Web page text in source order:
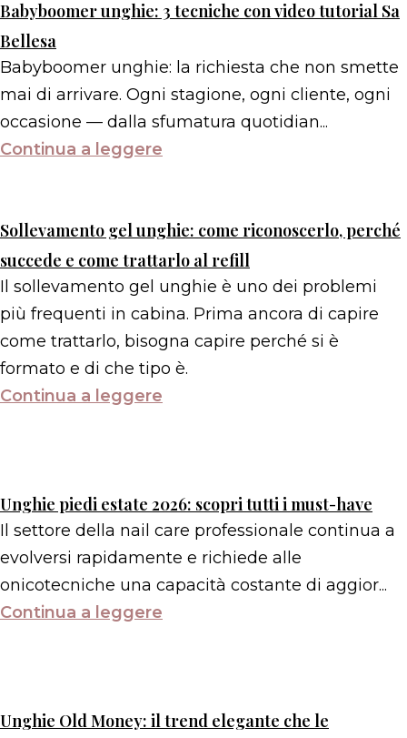
Babyboomer unghie: 3 tecniche con video tutorial Sa
Bellesa
Babyboomer unghie: la richiesta che non smette
mai di arrivare. Ogni stagione, ogni cliente, ogni
occasione — dalla sfumatura quotidian...
Continua a leggere
Sollevamento gel unghie: come riconoscerlo, perché
succede e come trattarlo al refill
Il sollevamento gel unghie è uno dei problemi
più frequenti in cabina. Prima ancora di capire
come trattarlo, bisogna capire perché si è
formato e di che tipo è.
Continua a leggere
Unghie piedi estate 2026: scopri tutti i must-have
Il settore della nail care professionale continua a
evolversi rapidamente e richiede alle
onicotecniche una capacità costante di aggior...
Continua a leggere
Unghie Old Money: il trend elegante che le